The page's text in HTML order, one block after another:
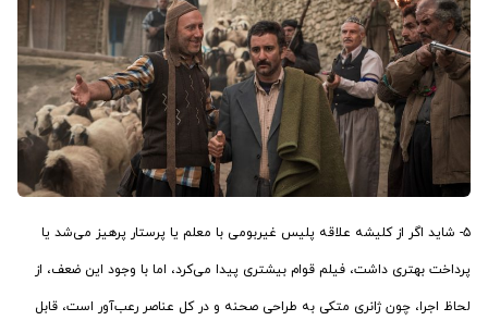
۵- شاید اگر از کلیشه علاقه پلیس غیربومی با معلم یا پرستار پرهیز می‌شد یا
پرداخت بهتری داشت، فیلم قوام بیشتری پیدا می‌کرد، اما با وجود این ضعف، از
لحاظ اجرا، چون ژانری متکی به طراحی صحنه و در کل عناصر رعب‌آور است، قابل